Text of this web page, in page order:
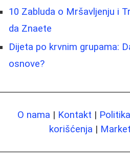
10 Zabluda o Mršavljenju i
da Znaete
Dijeta po krvnim grupama:
osnove?
O nama | Kontakt |
korišćenja |